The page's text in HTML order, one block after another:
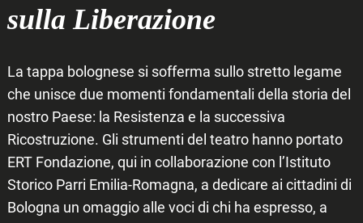
sulla Liberazione
La tappa bolognese si sofferma sullo stretto legame
che unisce due momenti fondamentali della storia del
nostro Paese: la Resistenza e la successiva
Ricostruzione. Gli strumenti del teatro hanno portato
ERT Fondazione, qui in collaborazione con l’Istituto
Storico Parri Emilia-Romagna, a dedicare ai cittadini di
Bologna un omaggio alle voci di chi ha espresso, a